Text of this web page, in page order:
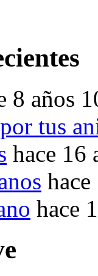
8 años
tus
hace 16
hace